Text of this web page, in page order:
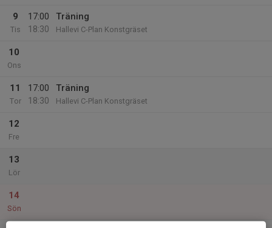
9
Tis
17:00
18:30
Träning
Hallevi C-Plan Konstgräset
10
Ons
11
Tor
17:00
18:30
Träning
Hallevi C-Plan Konstgräset
12
Fre
13
Lör
14
Sön